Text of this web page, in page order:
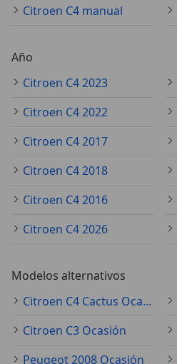
Citroen C4 manual
Año
Citroen C4 2023
Citroen C4 2022
Citroen C4 2017
Citroen C4 2018
Citroen C4 2016
Citroen C4 2026
Modelos alternativos
Citroen C4 Cactus Ocasión
Citroen C3 Ocasión
Peugeot 2008 Ocasión